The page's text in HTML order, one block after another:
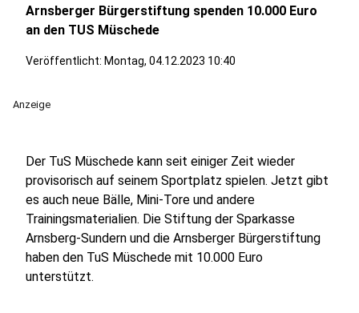
Arnsberger Bürgerstiftung spenden 10.000 Euro
an den TUS Müschede
Veröffentlicht: Montag, 04.12.2023 10:40
Anzeige
Der TuS Müschede kann seit einiger Zeit wieder
provisorisch auf seinem Sportplatz spielen. Jetzt gibt
es auch neue Bälle, Mini-Tore und andere
Trainingsmaterialien. Die Stiftung der Sparkasse
Arnsberg-Sundern und die Arnsberger Bürgerstiftung
haben den TuS Müschede mit 10.000 Euro
unterstützt.